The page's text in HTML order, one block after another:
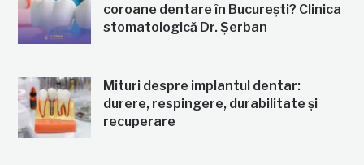
coroane dentare în București? Clinica
stomatologică Dr. Șerban
Mituri despre implantul dentar:
durere, respingere, durabilitate și
recuperare